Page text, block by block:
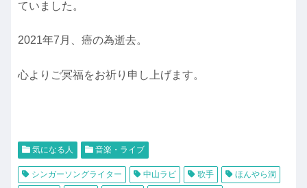
ていました。
2021年7月、癌の為逝去。
心よりご冥福をお祈り申し上げます。
気になる人 音楽・ライブ
シンガーソングライター 中山ラビ 歌手
ほんやら洞